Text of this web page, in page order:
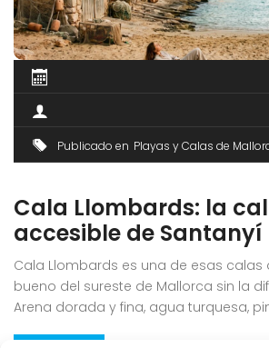
Publicado en Playas y Calas de
Cala Llombards: la
accesible de
Cala Llombards es una de esas calas
bueno del sureste de Mallorca sin la
Arena dorada y fina, agua turquesa,